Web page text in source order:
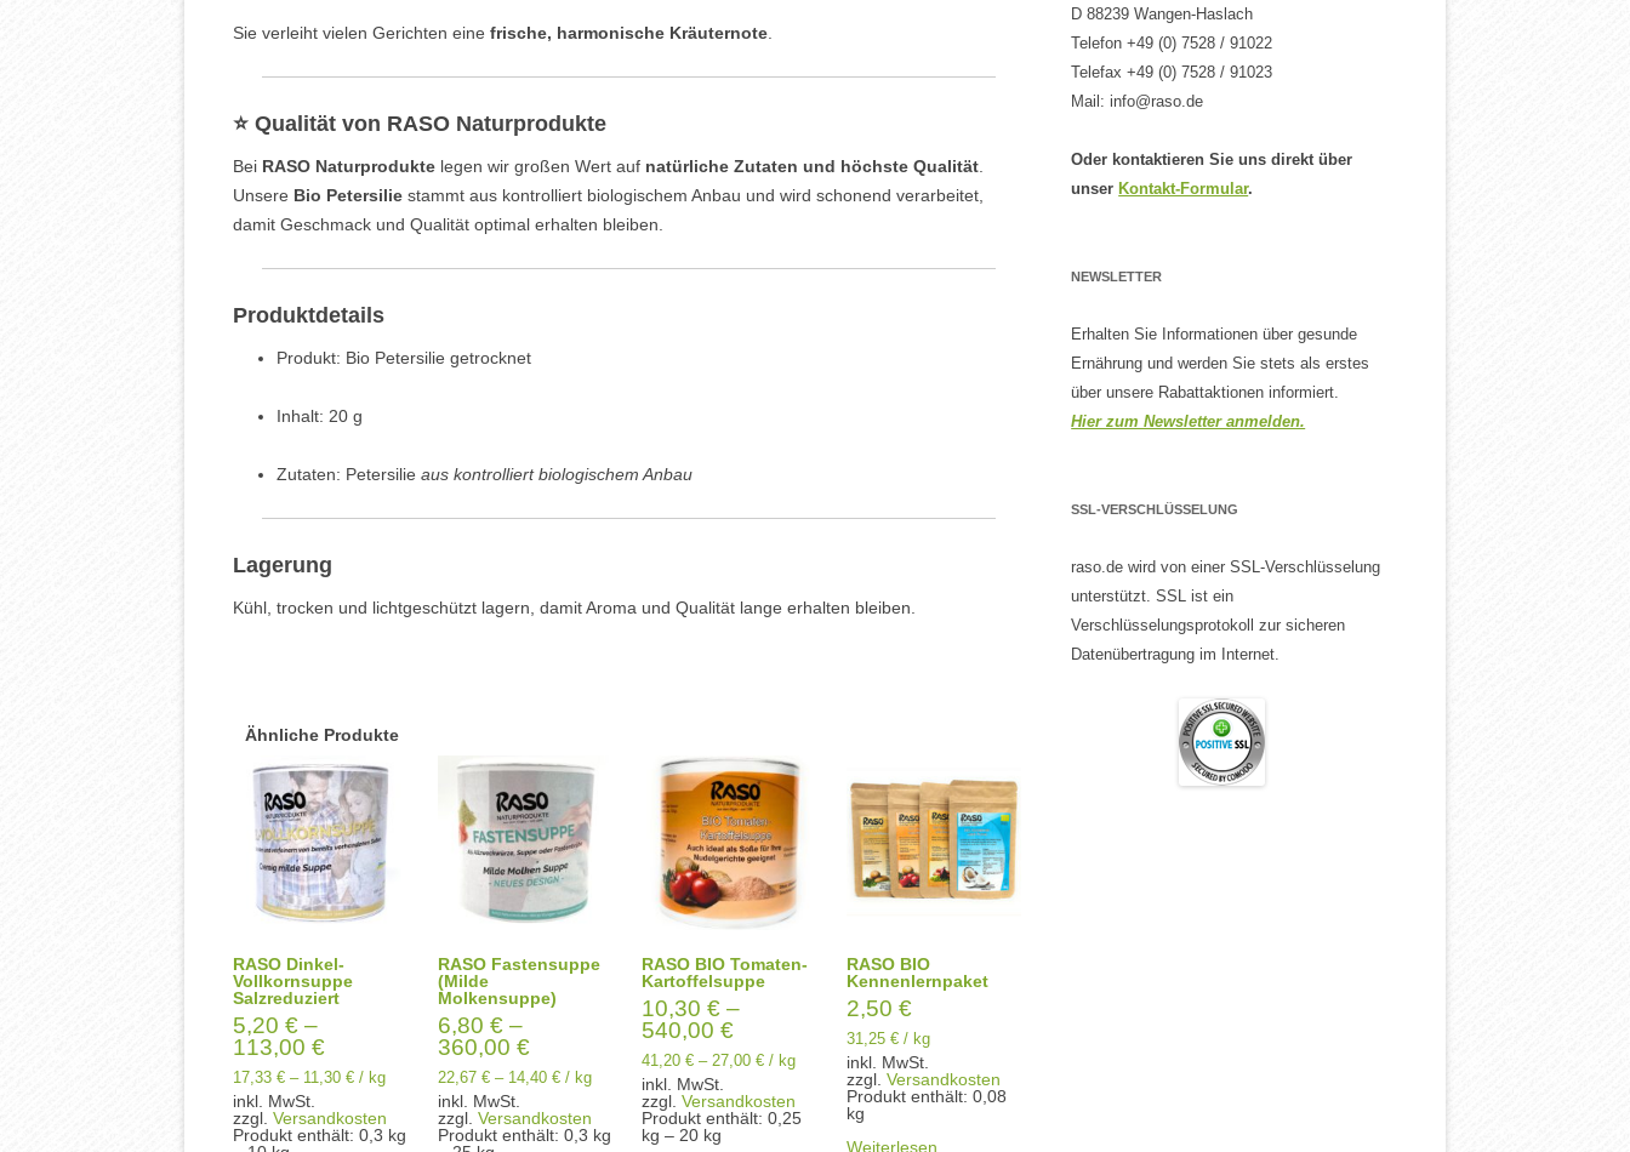
Sie verleiht vielen Gerichten eine frische, harmonische Kräuternote
⭐ Qualität von RASO Naturprodukte
Bei RASO Naturprodukte legen wir großen Wert auf natürliche Zutaten und höchste Qualität
Unsere Bio Petersilie stammt aus kontrolliert biologischem Anbau und wird schonend verarbeitet,
damit Geschmack und Qualität optimal erhalten bleiben.
Produktdetails
Produkt: Bio Petersilie getrocknet
Inhalt: 20 g
Zutaten: Petersilie aus kontrolliert biologischem Anbau
Lagerung
Kühl, trocken und lichtgeschützt lagern, damit Aroma und Qualität lange erhalten bleiben.
Ähnliche Produkte
RASO Dinkel-
Vollkornsuppe
Salzreduziert
5,20 € –
113,00 €
17,33 € – 11,30 € / kg
inkl. MwSt.
zzgl. Versandkosten
Produkt enthält: 0,3 kg
RASO Fastensuppe
(Milde
Molkensuppe)
6,80 €–
360,00 €
22,67 €– 14,40 €/ kg
inkl. MwSt.
zzgl. Versandkosten
Produkt enthält: 0,3 kg
RASO BIO Tomaten-
Kartoffelsuppe
10,30€ –
540,00€
41,20€ – 27,00€ / kg
inkl. MwSt.
zzgl.Versandkosten
Produkt enthält: 0,25
kg – 20 kg
RASO BIO
Kennenlernpaket
2,50€
31,25€ / kg
inkl. MwSt.
zzgl.Versandkosten
Produkt enthält: 0,08
kg
Weiterlesen
D 88239 Wangen-Haslach
Telefon +49 (0) 7528 / 91022
Telefax +49 (0) 7528 / 91023
Mail: info@raso.de
Oder kontaktieren Sie uns direkt über
unser Kontakt-Formular.
NEWSLETTER
Erhalten Sie Informationen über gesunde
Ernährung und werden Sie stets als erstes
über unsere Rabattaktionen informiert.
Hier zum Newsletter anmelden.
SSL-VERSCHLÜSSELUNG
raso.de wird von einer SSL-Verschlüsselung
unterstützt. SSL ist ein
Verschlüsselungsprotokoll zur sicheren
Datenübertragung im Internet.